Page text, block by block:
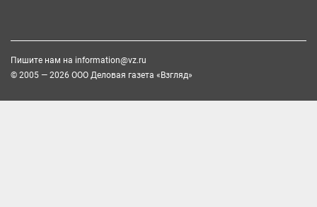
Пишите нам на information@vz.ru
© 2005 — 2026 ООО Деловая газета «Взгляд»